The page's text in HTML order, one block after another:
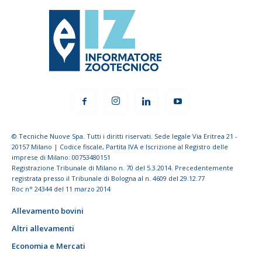
© Tecniche Nuove Spa. Tutti i diritti riservati. Sede legale Via Eritrea 21 -
20157 Milano | Codice fiscale, Partita IVA e Iscrizione al Registro delle
imprese di Milano: 00753480151
Registrazione Tribunale di Milano n. 70 del 5.3.2014. Precedentemente
registrata presso il Tribunale di Bologna al n. 4609 del 29.12.77
Roc n° 24344 del 11 marzo 2014
Allevamento bovini
Altri allevamenti
Economia e Mercati